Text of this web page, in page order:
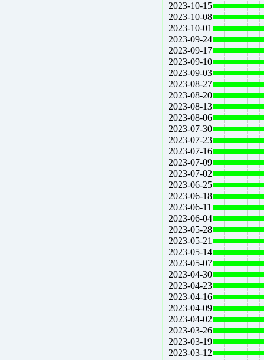
2023-10-15
2023-10-08
2023-10-01
2023-09-24
2023-09-17
2023-09-10
2023-09-03
2023-08-27
2023-08-20
2023-08-13
2023-08-06
2023-07-30
2023-07-23
2023-07-16
2023-07-09
2023-07-02
2023-06-25
2023-06-18
2023-06-11
2023-06-04
2023-05-28
2023-05-21
2023-05-14
2023-05-07
2023-04-30
2023-04-23
2023-04-16
2023-04-09
2023-04-02
2023-03-26
2023-03-19
2023-03-12